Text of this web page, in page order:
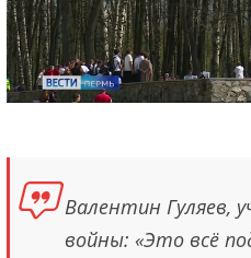
Валентин Гуляев,
войны: «Это всё